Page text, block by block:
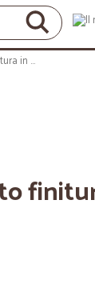
Portafoto finitura in oro 13x18 - linea prisma